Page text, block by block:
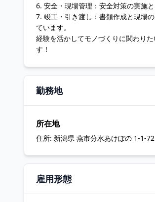
6. 安全・現場管理：安全対策の実施
7. 竣工・引き渡し：書類作成と現場
ています。
経験を活かしてモノづくりに関わり
す！
勤務地
所在地
住所: 新潟県 燕市分水あけぼの 1-1-72
雇用形態